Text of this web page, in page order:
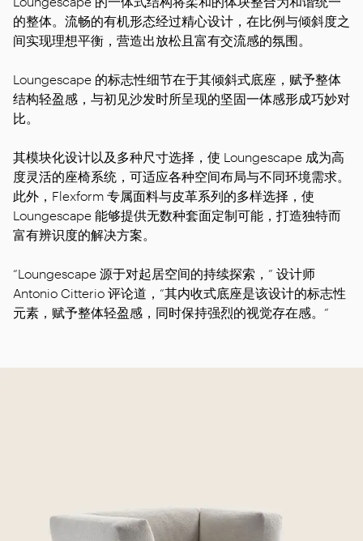
的整体。流畅的有机形态经过精心设计，在比例与倾斜度之
间实现理想平衡，营造出放松且富有交流感的氛围。
Loungescape 的标志性细节在于其倾斜式底座，赋予整体
结构轻盈感，与初见沙发时所呈现的坚固一体感形成巧妙对
比。
其模块化设计以及多种尺寸选择，使 Loungescape 成为高
度灵活的座椅系统，可适应各种空间布局与不同环境需求。
此外，Flexform 专属面料与皮革系列的多样选择，使
Loungescape 能够提供无数种套面定制可能，打造独特而
富有辨识度的解决方案。
“Loungescape 源于对起居空间的持续探索，” 设计师
Antonio Citterio 评论道，“其内收式底座是该设计的标志性
元素，赋予整体轻盈感，同时保持强烈的视觉存在感。”